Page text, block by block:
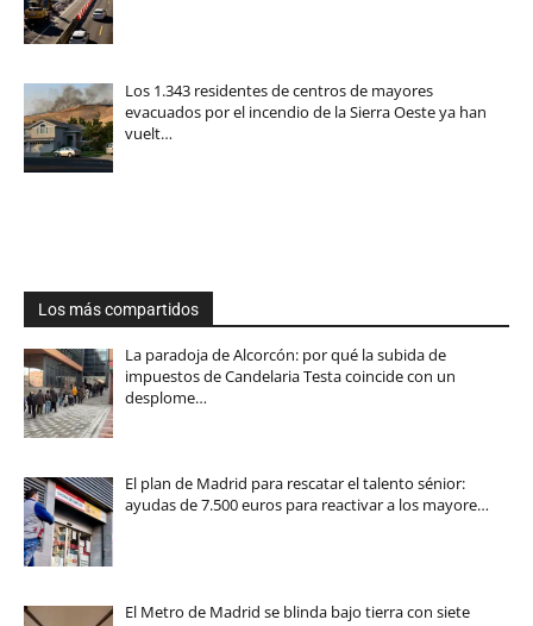
Los 1.343 residentes de centros de mayores
evacuados por el incendio de la Sierra Oeste ya han
vuelt…
Los más compartidos
La paradoja de Alcorcón: por qué la subida de
impuestos de Candelaria Testa coincide con un
desplome…
El plan de Madrid para rescatar el talento sénior:
ayudas de 7.500 euros para reactivar a los mayore…
El Metro de Madrid se blinda bajo tierra con siete